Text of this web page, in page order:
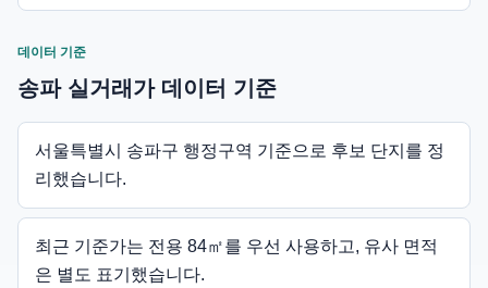
데이터 기준
송파 실거래가 데이터 기준
서울특별시 송파구 행정구역 기준으로 후보 단지를 정
리했습니다.
최근 기준가는 전용 84㎡를 우선 사용하고, 유사 면적
은 별도 표기했습니다.